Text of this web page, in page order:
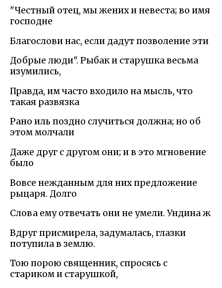
"Честный отец, мы жених и невеста; во имя
господне
Благослови нас, если дадут позволение эти
Добрые люди". Рыбак и старушка весьма
изумились,
Правда, им часто входило на мысль, что
такая развязка
Рано иль поздно случиться должна; но об
этом молчали
Даже друг с другом они; и в это мгновение
было
Вовсе нежданным для них предложение
рыцаря. Долго
Слова ему отвечать они не умели. Ундина ж
Вдруг присмирела, задумалась, глазки
потупила в землю.
Тою порою священник, спросясь с
стариком и старушкой,